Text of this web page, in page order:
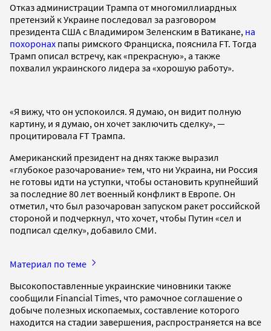
Отказ администрации Трампа от многомиллиардных
претензий к Украине последовал за разговором
президента США с Владимиром Зеленским в Ватикане, на
похоронах папы римского Франциска, пояснила FT. Тогда
Трамп описал встречу, как «прекрасную», а также
похвалил украинского лидера за «хорошую работу».
«Я вижу, что он успокоился. Я думаю, он видит полную
картину, и я думаю, он хочет заключить сделку», —
процитировала FT Трампа.
Американский президент на днях также выразил
«глубокое разочарование» тем, что ни Украина, ни Россия
не готовы идти на уступки, чтобы остановить крупнейший
за последние 80 лет военный конфликт в Европе. Он
отметил, что был разочарован запуском ракет российской
стороной и подчеркнул, что хочет, чтобы Путин «сел и
подписал сделку», добавило СМИ.
Материал по теме
Высокопоставленные украинские чиновники также
сообщили Financial Times, что рамочное соглашение о
добыче полезных ископаемых, составление которого
находится на стадии завершения, распространяется на все